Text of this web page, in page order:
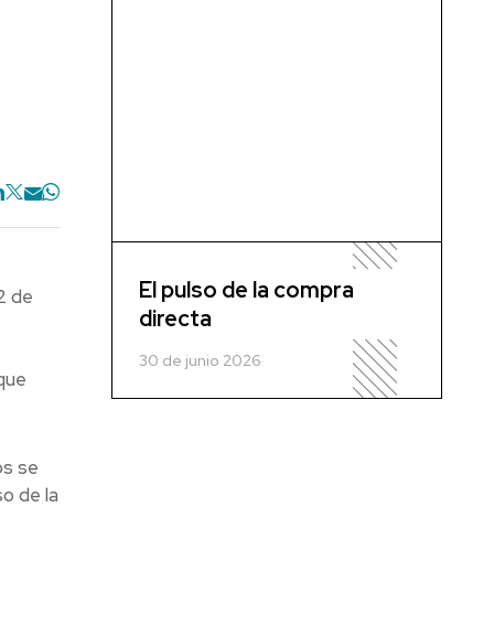
de
se
de la
El pulso de la compra
directa
30 de junio 2026